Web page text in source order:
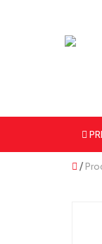
/